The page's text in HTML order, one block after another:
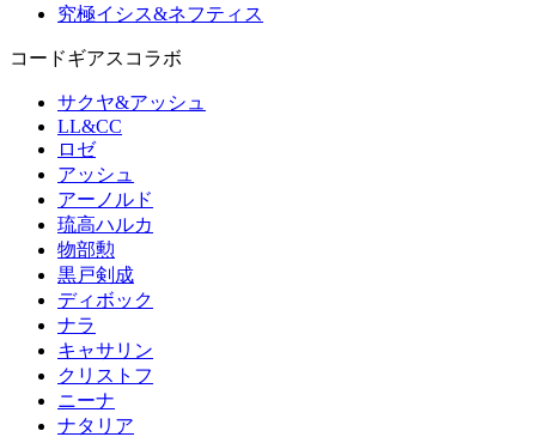
究極イシス&ネフティス
コードギアスコラボ
サクヤ&アッシュ
LL&CC
ロゼ
アッシュ
アーノルド
琉高ハルカ
物部勲
黒戸剣成
ディボック
ナラ
キャサリン
クリストフ
ニーナ
ナタリア